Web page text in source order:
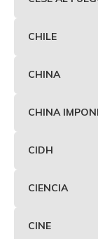
CHILE
CHINA
CHINA
CIDH
CIENCIA
CINE